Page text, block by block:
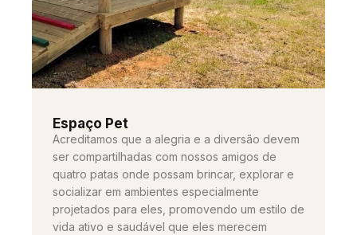
Espaço Pet
Acreditamos que a alegria e a diversão devem
ser compartilhadas com nossos amigos de
quatro patas onde possam brincar, explorar e
socializar em ambientes especialmente
projetados para eles, promovendo um estilo de
vida ativo e saudável que eles merecem